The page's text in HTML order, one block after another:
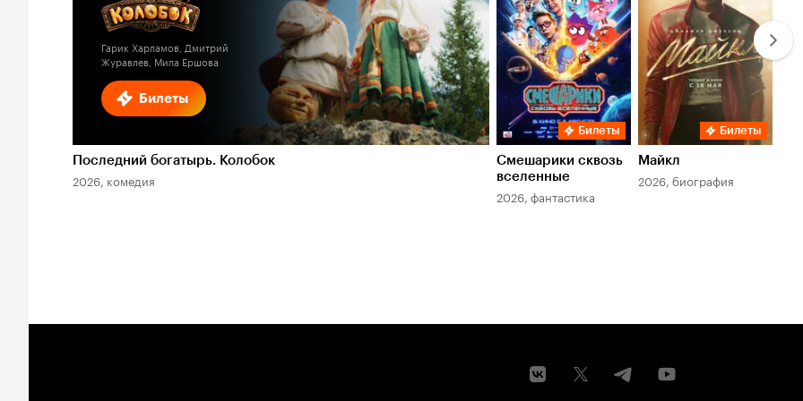
Билеты
Гарик Харламов, Дмитрий
Журавлев, Мила Ершова
Последний богатырь. Колобок
2026, комедия
Билеты
Смешарики сквозь
вселенные
2026, фантастика
Билеты
Майкл
2026, биография